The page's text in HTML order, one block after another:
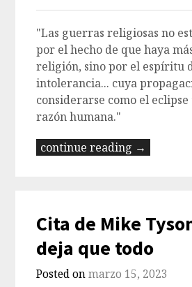
"Las guerras religiosas no
por el hecho de que haya
religión, sino por el espíritu
intolerancia... cuya
considerarse como el
razón humana."
continue reading →
Cita de Mike
deja que todo
Posted onmarzo 15, 2023